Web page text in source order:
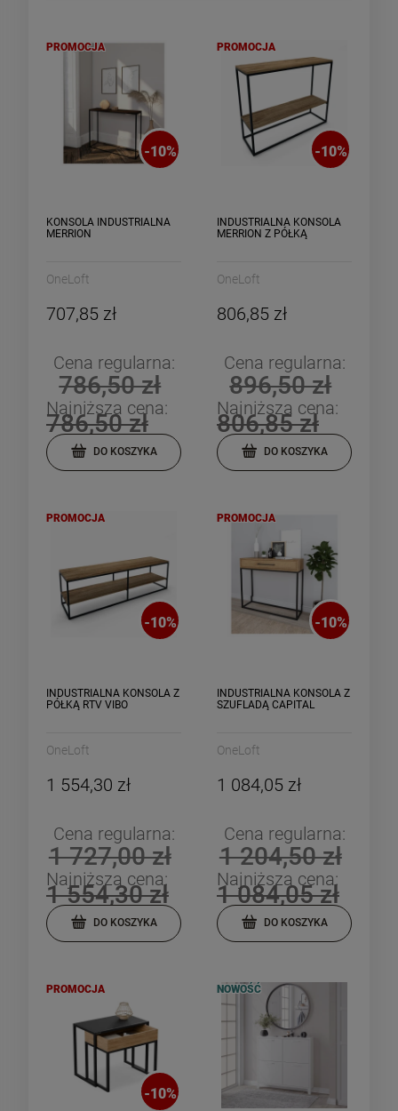
-10%
KONSOLA INDUSTRIALNA
MERRION
OneLoft
707,85 zł
Cena regularna:
786,50 zł
Najniższa cena:
786,50 zł
DO KOSZYKA
PROMOCJA
-10%
INDUSTRIALNA KONSOLA
MERRION Z PÓŁKĄ
OneLoft
806,85 zł
Cena regularna:
896,50 zł
Najniższa cena:
806,85 zł
DO KOSZYKA
PROMOCJA
-10%
INDUSTRIALNA KONSOLA Z
PÓŁKĄ RTV VIBO
OneLoft
1 554,30 zł
Cena regularna:
1 727,00 zł
Najniższa cena:
1 554,30 zł
DO KOSZYKA
PROMOCJA
-10%
INDUSTRIALNA KONSOLA Z
SZUFLADĄ CAPITAL
OneLoft
1 084,05 zł
Cena regularna:
1 204,50 zł
Najniższa cena:
1 084,05 zł
DO KOSZYKA
PROMOCJA
-10%
PROMOCJA NOWOŚĆ